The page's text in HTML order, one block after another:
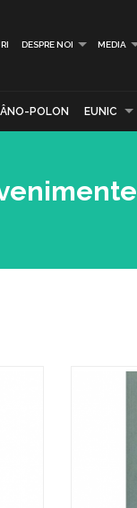
DESPRE NOI MEDIA
POLON EUNIC